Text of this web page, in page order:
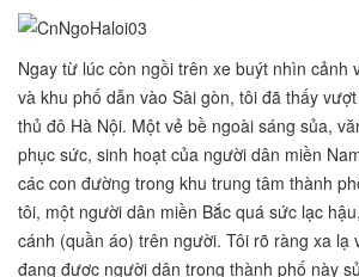
Ngay từ lúc còn ngồi trên xe buýt nhìn cảnh
và khu phố dẫn vào Sài gòn, tôi đã thấy
thủ đô Hà Nội. Một vẻ bề ngoài sáng sủa,
phục sức, sinh hoạt của người dân miền
các con đường trong khu trung tâm thành
tôi, một người dân miền Bắc quá sức lạc
cánh (quần áo) trên người. Tôi rõ ràng xa lạ
đang được người dân trong thành phố này